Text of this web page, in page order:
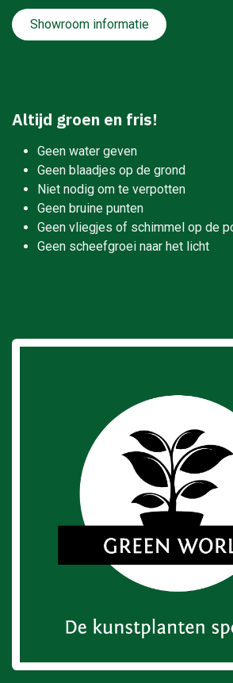
Showroom informatie
Altijd groen en fris!
Geen water geven
Geen blaadjes op de grond
Niet nodig om te verpotten
Geen bruine punten
Geen vliegjes of schimmel op de
Geen scheefgroei naar het licht